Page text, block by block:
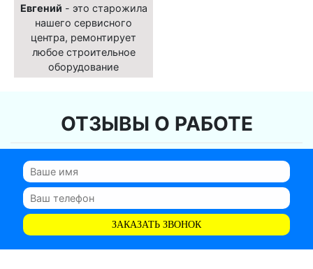
Евгений - это старожила
нашего сервисного
центра, ремонтирует
любое строительное
оборудование
ОТЗЫВЫ О РАБОТЕ
ЗАКАЗАТЬ ЗВОНОК